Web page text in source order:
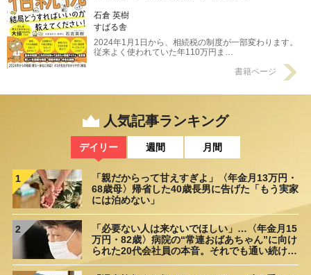
石倉 英樹
すばる舎
2024年1月1日から、相続税の制度が一部変わります。
従来よく使われていた年110万円ま…
書籍ページ
人気記事ランキング
デイリー 週間 月間
1
「親だからって甘えすぎよ」〈年金月13万円・
68歳母〉帰省した40歳長男に告げた「もう実家
には泊めない」
2
「必要ない人は来ないでほしい」…〈年金月15
万円・82歳〉病院の“常連おばあちゃん”に向け
られた20代会社員の本音。それでも通い続ける